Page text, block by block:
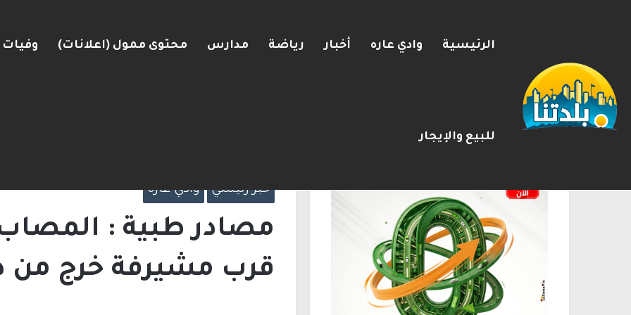
الرئيسية وادي عاره أخبار رياضة مدارس محتوى ممول (اعلانات) وفيات
للبيع والإيجار
خبر رئيسي وادي عاره
مصادر طبية : المصاب
قرب مشيرفة خرج من
الإعلانات